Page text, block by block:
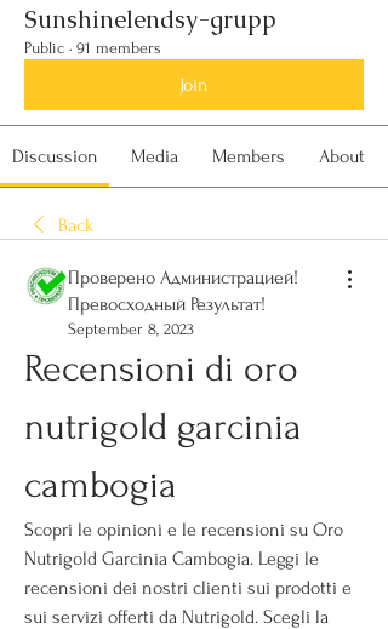
Sunshinelendsy-grupp
Public · 91 members
Join
Discussion Media Members About
Back
Проверено Администрацией!
Превосходный Результат!
September 8, 2023
Recensioni di oro
nutrigold garcinia
cambogia
Scopri le opinioni e le recensioni su Oro
Nutrigold Garcinia Cambogia. Leggi le
recensioni dei nostri clienti sui prodotti e
sui servizi offerti da Nutrigold. Scegli la